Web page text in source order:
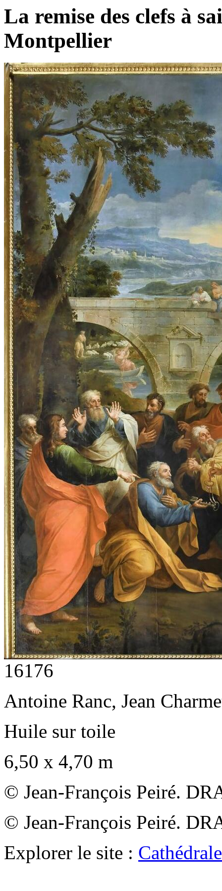
La remise des clefs à
Montpellier
16176
Antoine Ranc, Jean
Huile sur toile
6,50 x 4,70 m
© Jean-François Peiré.
© Jean-François Peiré.
Explorer le site :